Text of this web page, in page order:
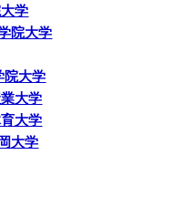
学
院大学
院大学
大学
大学
大学